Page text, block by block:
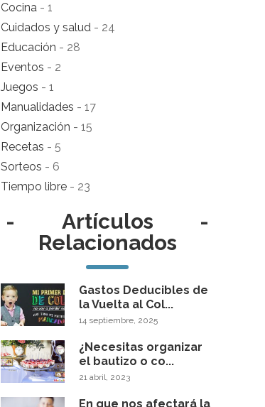
Cocina - 1
Cuidados y salud - 24
Educación - 28
Eventos - 2
Juegos - 1
Manualidades - 17
Organización - 15
Recetas - 5
Sorteos - 6
Tiempo libre - 23
-
Artículos
Relacionados
-
Gastos Deducibles de
la Vuelta al Col...
14 septiembre, 2025
¿Necesitas organizar
el bautizo o co...
21 abril, 2023
En que nos afectará la